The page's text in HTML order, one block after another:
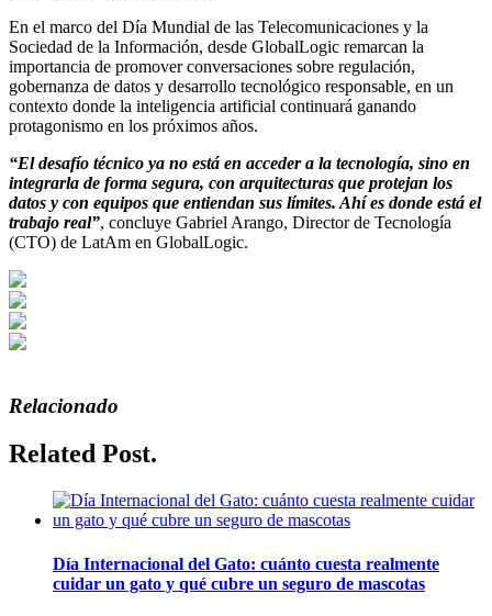
En el marco del Día Mundial de las Telecomunicaciones y la
Sociedad de la Información, desde GlobalLogic remarcan la
importancia de promover conversaciones sobre regulación,
gobernanza de datos y desarrollo tecnológico responsable, en un
contexto donde la inteligencia artificial continuará ganando
protagonismo en los próximos años.
“El desafío técnico ya no está en acceder a la tecnología, sino en
integrarla de forma segura, con arquitecturas que protejan los
datos y con equipos que entiendan sus límites. Ahí es donde está el
trabajo real”, concluye Gabriel Arango, Director de Tecnología
(CTO) de LatAm en GlobalLogic.
Relacionado
Related Post.
Día Internacional del Gato: cuánto cuesta realmente
cuidar un gato y qué cubre un seguro de mascotas